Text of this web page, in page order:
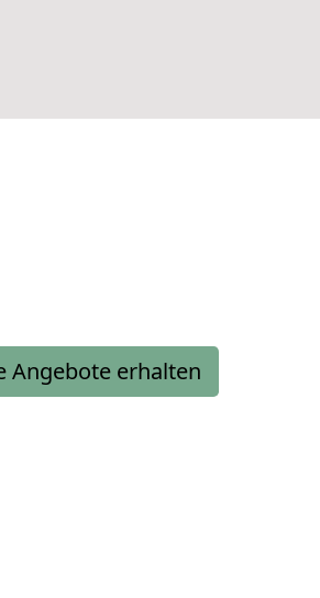
Angebote erhalten